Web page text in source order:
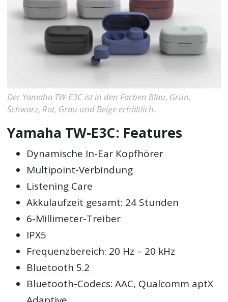
Der Yamaha TW-E3C ist in den Farben Blau, Grün,
Schwarz, Rot, Grau und Beige erhältlich.
Yamaha TW-E3C: Features
Dynamische In-Ear Kopfhörer
Multipoint-Verbindung
Listening Care
Akkulaufzeit gesamt: 24 Stunden
6-Millimeter-Treiber
IPX5
Frequenzbereich: 20 Hz – 20 kHz
Bluetooth 5.2
Bluetooth-Codecs: AAC, Qualcomm aptX